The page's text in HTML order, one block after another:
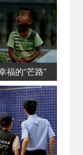
福的“芒路”